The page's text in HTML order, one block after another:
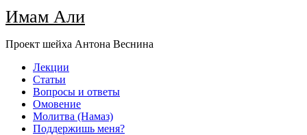
Имам Али
Проект шейха Антона Веснина
Лекции
Статьи
Вопросы и ответы
Омовение
Молитва (Намаз)
Поддержишь меня?